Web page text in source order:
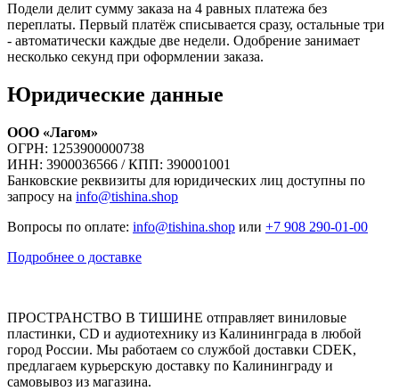
Подели делит сумму заказа на 4 равных платежа без
переплаты. Первый платёж списывается сразу, остальные три
- автоматически каждые две недели. Одобрение занимает
несколько секунд при оформлении заказа.
Юридические данные
ООО «Лагом»
ОГРН: 1253900000738
ИНН: 3900036566 / КПП: 390001001
Банковские реквизиты для юридических лиц доступны по
запросу на info@tishina.shop
Вопросы по оплате: info@tishina.shop или +7 908 290-01-00
Подробнее о доставке
ПРОСТРАНСТВО В ТИШИНЕ отправляет виниловые
пластинки, CD и аудиотехнику из Калининграда в любой
город России. Мы работаем со службой доставки CDEK,
предлагаем курьерскую доставку по Калининграду и
самовывоз из магазина.